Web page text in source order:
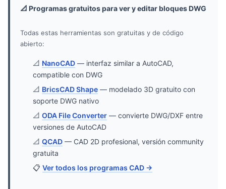
📐 Programas gratuitos para ver y editar bloques DWG
Todas estas herramientas son gratuitas y de código
abierto:
📐 NanoCAD — interfaz similar a AutoCAD,
compatible con DWG
📐 BricsCAD Shape — modelado 3D gratuito con
soporte DWG nativo
📐ODA File Converter — convierte DWG/DXF entre
versiones de AutoCAD
📐QCAD — CAD 2D profesional, versión community
gratuita
📋Ver todos los programas CAD →